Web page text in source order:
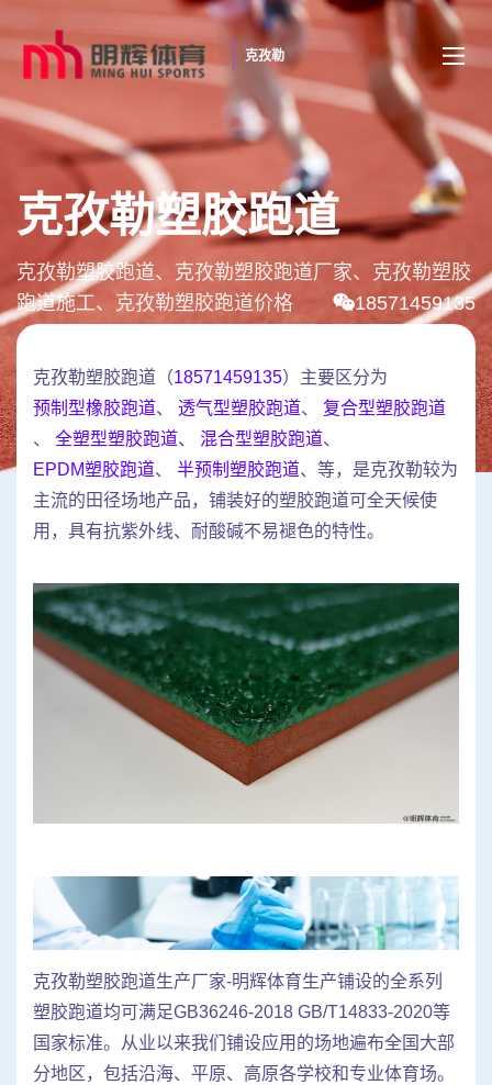
克孜勒
克孜勒塑胶跑道
克孜勒塑胶跑道、克孜勒塑胶跑道厂家、克孜勒塑胶
跑道施工、克孜勒塑胶跑道价格
18571459135
克孜勒塑胶跑道（18571459135）主要区分为
预制型橡胶跑道、 透气型塑胶跑道、 复合型塑胶跑道
、 全塑型塑胶跑道、 混合型塑胶跑道、
EPDM塑胶跑道、 半预制塑胶跑道、等，是克孜勒较为
主流的田径场地产品，铺装好的塑胶跑道可全天候使
用，具有抗紫外线、耐酸碱不易褪色的特性。
克孜勒塑胶跑道生产厂家-明辉体育生产铺设的全系列
塑胶跑道均可满足GB36246-2018 GB/T14833-2020等
国家标准。从业以来我们铺设应用的场地遍布全国大部
分地区，包括沿海、平原、高原各学校和专业体育场。